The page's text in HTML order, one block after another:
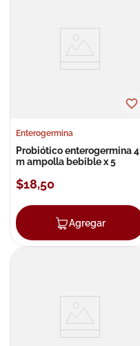
Enterogermina
Probiótico enterogermina 4
m ampolla bebible x 5
$18,50
Agregar
roche posay
nivea